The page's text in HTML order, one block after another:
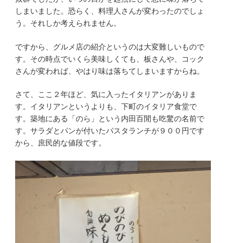
しまいました。恐らく、料理人さんが変わったのでしょ
う。それしか考えられません。
ですから、グルメ店の紹介というのは大変難しいもので
す。その時点でいくら美味しくても、板さんや、コック
さんが変われば、やはり味は落ちてしまいますからね。
さて、ここ２年ほど、気に入ったイタリアンがありま
す。イタリアンというよりも、下町のイタリア食堂で
す。築地にある「のら」という内田百閒も吃驚の名前で
す。サラダとパンが付いたパスタランチが９００円です
から、庶民的な値段です。